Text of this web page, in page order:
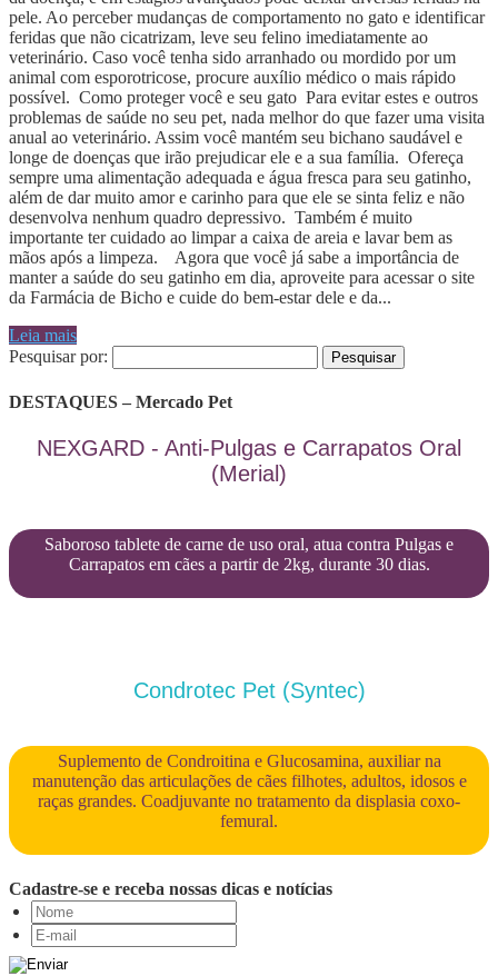
pele. Ao perceber mudanças de comportamento no gato e identificar
feridas que não cicatrizam, leve seu felino imediatamente ao
veterinário. Caso você tenha sido arranhado ou mordido por um
animal com esporotricose, procure auxílio médico o mais rápido
possível. Como proteger você e seu gato Para evitar estes e outros
problemas de saúde no seu pet, nada melhor do que fazer uma visita
anual ao veterinário. Assim você mantém seu bichano saudável e
longe de doenças que irão prejudicar ele e a sua família. Ofereça
sempre uma alimentação adequada e água fresca para seu gatinho,
além de dar muito amor e carinho para que ele se sinta feliz e não
desenvolva nenhum quadro depressivo. Também é muito
importante ter cuidado ao limpar a caixa de areia e lavar bem as
mãos após a limpeza. Agora que você já sabe a importância de
manter a saúde do seu gatinho em dia, aproveite para acessar o site
da Farmácia de Bicho e cuide do bem-estar dele e da...
Leia mais
Pesquisar por:
DESTAQUES – Mercado Pet
NEXGARD - Anti-Pulgas e Carrapatos Oral
(Merial)
Saboroso tablete de carne de uso oral, atua contra Pulgas e
Carrapatos em cães a partir de 2kg, durante 30 dias.
Condrotec Pet (Syntec)
Suplemento de Condroitina e Glucosamina, auxiliar na
manutenção das articulações de cães filhotes, adultos, idosos e
raças grandes. Coadjuvante no tratamento da displasia coxo-
femural.
Cadastre-se e receba nossas dicas e notícias